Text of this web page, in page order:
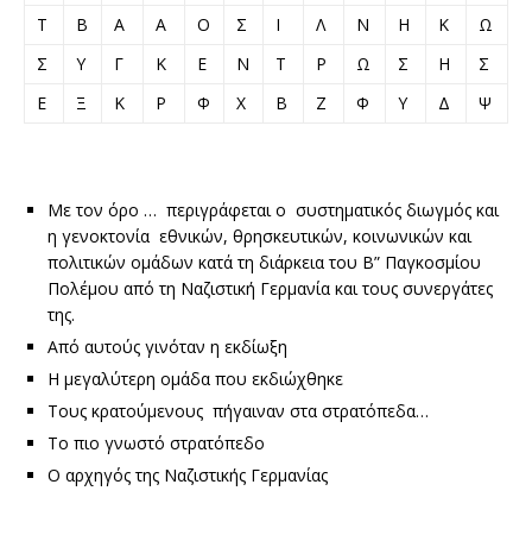
Τ
Β Α Α Ο Σ Ι Λ Ν Η Κ
Ω
Σ
Υ Γ Κ Ε Ν Τ Ρ Ω Σ Η
Σ
Ε
Ξ Κ Ρ Φ Χ Β Ζ Φ Υ Δ Ψ
Με τον όρο … περιγράφεται ο συστηματικός διωγμός και
η γενοκτονία εθνικών, θρησκευτικών, κοινωνικών και
πολιτικών ομάδων κατά τη διάρκεια του Β” Παγκοσμίου
Πολέμου από τη Ναζιστική Γερμανία και τους συνεργάτες
της.
Από αυτούς γινόταν η εκδίωξη
Η μεγαλύτερη ομάδα που εκδιώχθηκε
Τους κρατούμενους πήγαιναν στα στρατόπεδα…
Το πιο γνωστό στρατόπεδο
Ο αρχηγός της Ναζιστικής Γερμανίας